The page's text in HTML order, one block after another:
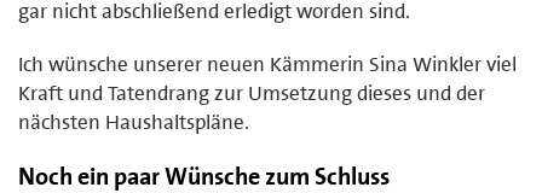
gar nicht abschließend erledigt worden sind.
Ich wünsche unserer neuen Kämmerin Sina Winkler viel
Kraft und Tatendrang zur Umsetzung dieses und der
nächsten Haushaltspläne.
Noch ein paar Wünsche zum Schluss